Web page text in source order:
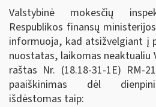
Valstybinė mokesčių
Respublikos finansų
informuoja, kad atsižvelgiant į
nuostatas, laikomas neaktualiu
raštas Nr. (18.18-31-1E) RM-
paaiškinimas dėl
išdėstomas taip: